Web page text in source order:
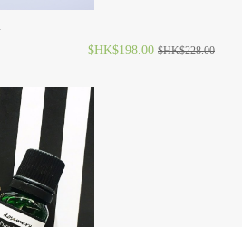
$HK$198.00 $HK$228.00